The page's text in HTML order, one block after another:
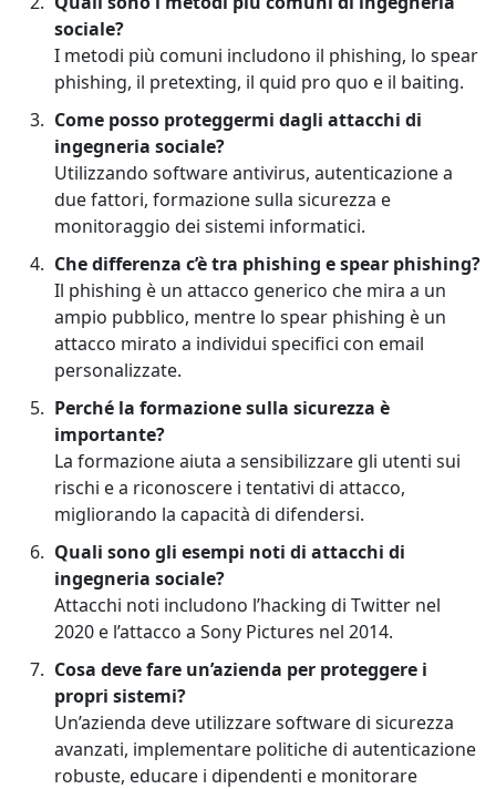
sociale?
I metodi più comuni includono il phishing, lo spear
phishing, il pretexting, il quid pro quo e il baiting.
Come posso proteggermi dagli attacchi di
ingegneria sociale?
Utilizzando software antivirus, autenticazione a
due fattori, formazione sulla sicurezza e
monitoraggio dei sistemi informatici.
Che differenza c’è tra phishing e spear phishing?
Il phishing è un attacco generico che mira a un
ampio pubblico, mentre lo spear phishing è un
attacco mirato a individui specifici con email
personalizzate.
Perché la formazione sulla sicurezza è
importante?
La formazione aiuta a sensibilizzare gli utenti sui
rischi e a riconoscere i tentativi di attacco,
migliorando la capacità di difendersi.
Quali sono gli esempi noti di attacchi di
ingegneria sociale?
Attacchi noti includono l’hacking di Twitter nel
2020 e l’attacco a Sony Pictures nel 2014.
Cosa deve fare un’azienda per proteggere i
propri sistemi?
Un’azienda deve utilizzare software di sicurezza
avanzati, implementare politiche di autenticazione
robuste, educare i dipendenti e monitorare